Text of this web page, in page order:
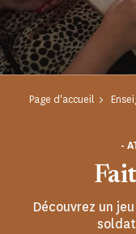
Page d'accueil
-
Découvrez un